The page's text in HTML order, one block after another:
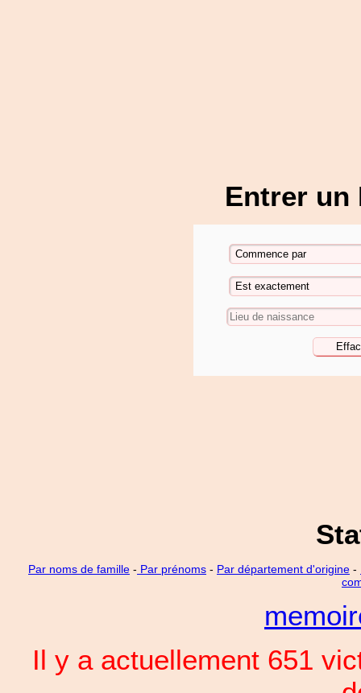
Entrer un
Par noms de famille - Par prénoms - Par département d'origine -
Il y a actuellement 651